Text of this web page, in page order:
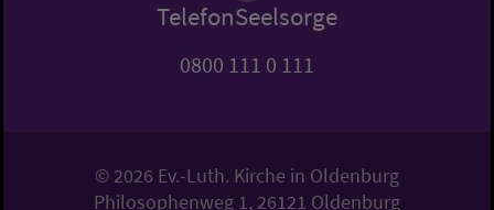
TelefonSeelsorge
0800 111 0 111
© 2026 Ev.-Luth. Kirche in Oldenburg
Philosophenweg 1, 26121 Oldenburg